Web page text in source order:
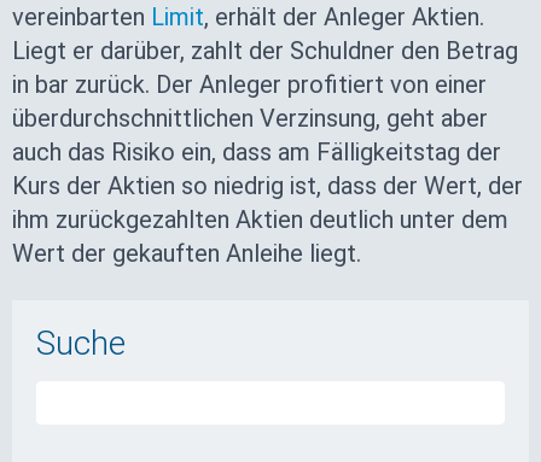
vereinbarten Limit, erhält der Anleger Aktien.
Liegt er darüber, zahlt der Schuldner den Betrag
in bar zurück. Der Anleger profitiert von einer
überdurchschnittlichen Verzinsung, geht aber
auch das Risiko ein, dass am Fälligkeitstag der
Kurs der Aktien so niedrig ist, dass der Wert, der
ihm zurückgezahlten Aktien deutlich unter dem
Wert der gekauften Anleihe liegt.
Suche